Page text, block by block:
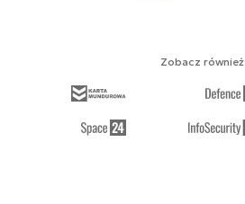
Zobacz również